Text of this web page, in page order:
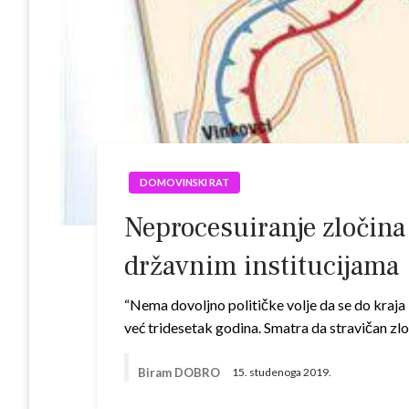
DOMOVINSKI RAT
Neprocesuiranje
državnim institucijama
“Nema dovoljno političke volje da se do
već tridesetak godina. Smatra da stravičan
Biram DOBRO 15. studenoga 2019.